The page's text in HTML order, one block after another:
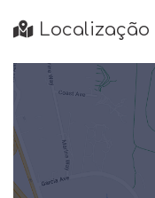
Localização